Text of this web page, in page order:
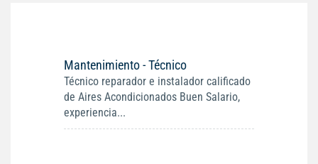
Mantenimiento - Técnico
Técnico reparador e instalador calificado
de Aires Acondicionados Buen Salario,
experiencia...